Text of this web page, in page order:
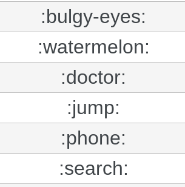
:bulgy-eyes:
:watermelon:
:doctor:
:jump:
:phone:
:search: